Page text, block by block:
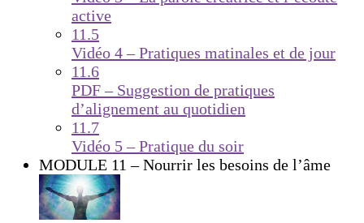
active
11.5
Vidéo 4 – Pratiques matinales et de jour
11.6
PDF – Suggestion de pratiques
d’alignement au quotidien
11.7
Vidéo 5 – Pratique du soir
MODULE 11 – Nourrir les besoins de l’âme